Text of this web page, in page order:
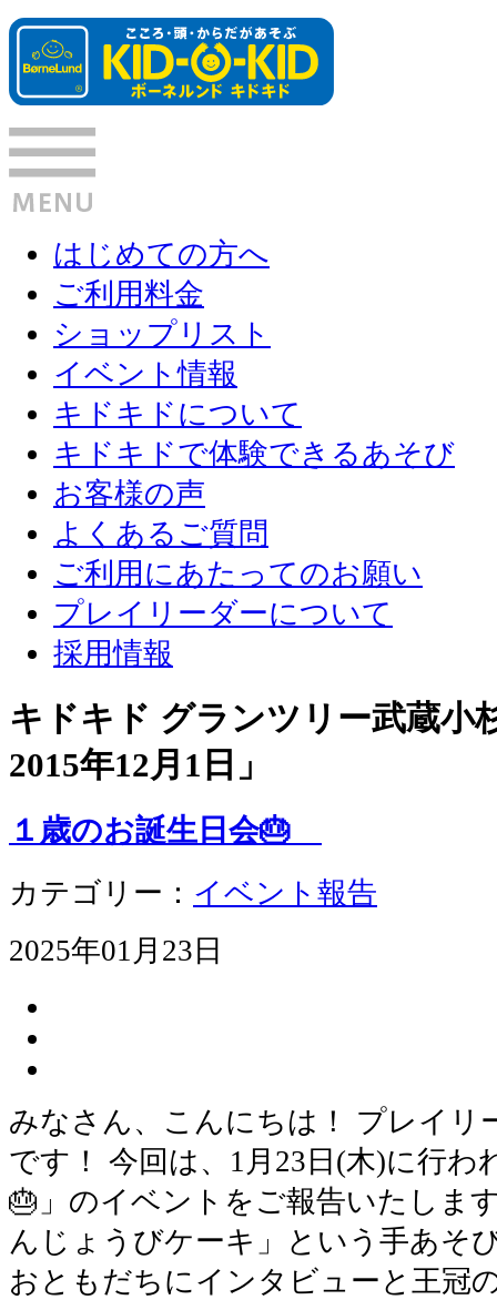
はじめての方へ
ご利用料金
ショップリスト
イベント情報
キドキドについて
キドキドで体験できるあそび
お客様の声
よくあるご質問
ご利用にあたってのお願い
プレイリーダーについて
採用情報
キドキド グランツリー武蔵
2015年12月1日 」
１歳のお誕生日会🎂
カテゴリー： イベント報告
2025年01月23日
みなさん、こんにちは！ プレイリ
です！ 今回は、1月23日(木)に行わ
🎂」のイベントをご報告いたしま
んじょうびケーキ」という手あそ
おともだちにインタビューと王冠